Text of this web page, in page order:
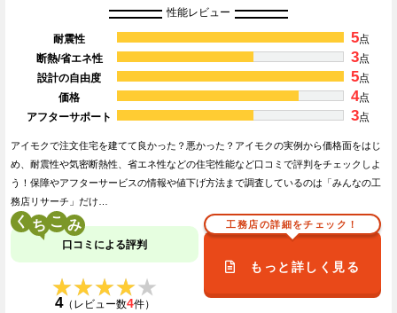
性能レビュー
耐震性 5点
断熱/省エネ性
3点
設計の自由度
5点
価格
4点
アフターサポート
3点
アイモクで注文住宅を建てて良かった？悪かった？アイモクの実例から価格面をはじ
め、耐震性や気密断熱性、省エネ性などの住宅性能など口コミで評判をチェックしよ
う！保障やアフターサービスの情報や値下げ方法まで調査しているのは「みんなの工
務店リサーチ」だけ…
く こ
口コミによる評判
★★★★★
★★★★★
4（レビュー数4件）
工務店の詳細をチェック！
もっと詳しく見る